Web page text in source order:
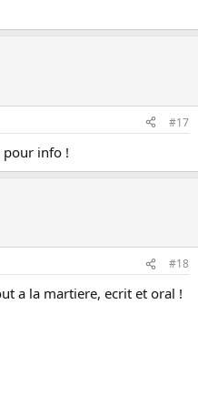
#17
pour info !
#18
a la martiere, ecrit et oral !